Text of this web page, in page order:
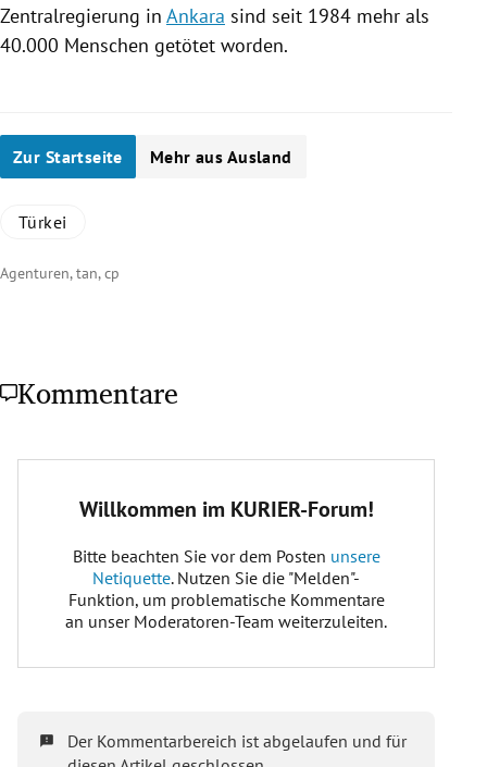
Zentralregierung in Ankara sind seit 1984 mehr als
40.000 Menschen getötet worden.
Zur Startseite Mehr aus Ausland
Türkei
Agenturen, tan, cp
Kommentare